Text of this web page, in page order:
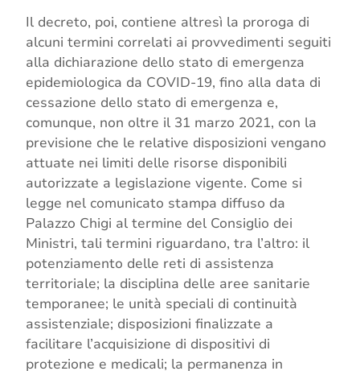
Il decreto, poi, contiene altresì la proroga di
alcuni termini correlati ai provvedimenti seguiti
alla dichiarazione dello stato di emergenza
epidemiologica da COVID-19, fino alla data di
cessazione dello stato di emergenza e,
comunque, non oltre il 31 marzo 2021, con la
previsione che le relative disposizioni vengano
attuate nei limiti delle risorse disponibili
autorizzate a legislazione vigente. Come si
legge nel comunicato stampa diffuso da
Palazzo Chigi al termine del Consiglio dei
Ministri, tali termini riguardano, tra l’altro: il
potenziamento delle reti di assistenza
territoriale; la disciplina delle aree sanitarie
temporanee; le unità speciali di continuità
assistenziale; disposizioni finalizzate a
facilitare l’acquisizione di dispositivi di
protezione e medicali; la permanenza in